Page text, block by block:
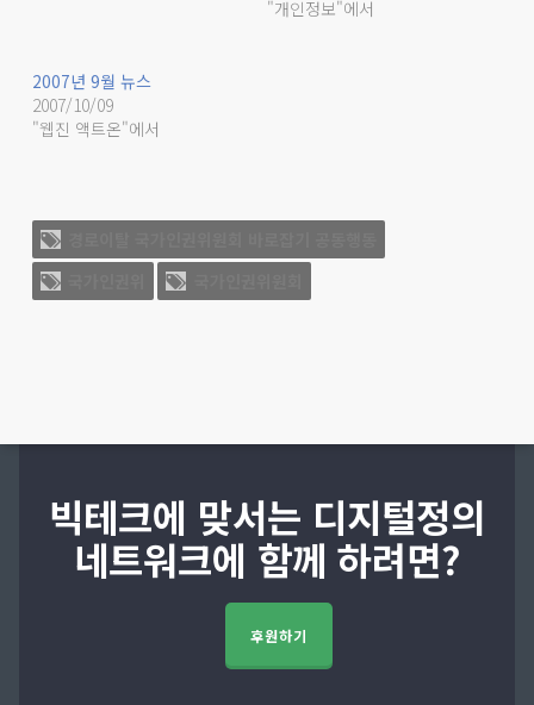
"개인정보"에서
2007년 9월 뉴스
2007/10/09
"웹진 액트온"에서
빅테크에 맞서는 디지털정의
네트워크에 함께 하려면?
후원하기